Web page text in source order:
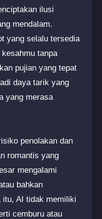
ilusi
mendalam.
yang selalu tersedia
tanpa
pujian yang tepat
daya tarik yang
yang merasa
penolakan dan
romantis yang
mengalami
bahkan
itu, AI tidak memiliki
cemburu atau